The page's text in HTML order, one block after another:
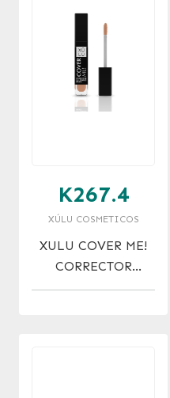
K267.4
XÚLU COSMETICOS
XULU COVER ME!
CORRECTOR
SILICONADO NRO.